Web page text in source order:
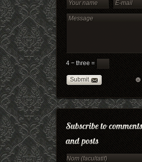
4 − three =
Submit